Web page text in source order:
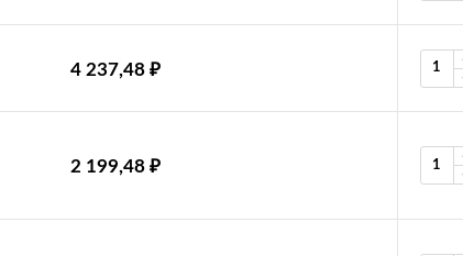
4 237,48 ₽
2 199,48 ₽